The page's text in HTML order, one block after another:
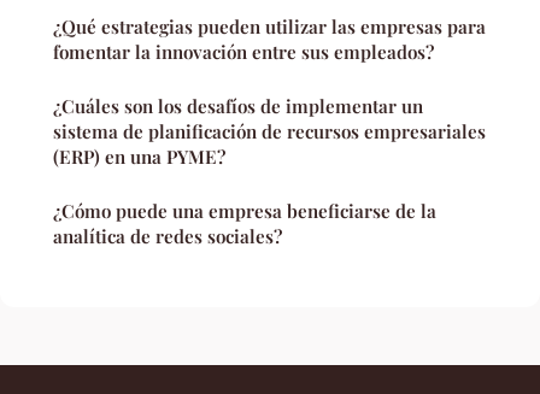
¿Qué estrategias pueden utilizar las empresas para
fomentar la innovación entre sus empleados?
¿Cuáles son los desafíos de implementar un
sistema de planificación de recursos empresariales
(ERP) en una PYME?
¿Cómo puede una empresa beneficiarse de la
analítica de redes sociales?